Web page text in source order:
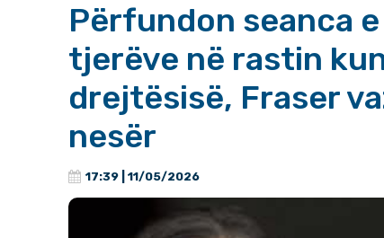
Përfundon seanca
tjerëve në rastin
drejtësisë, Fraser
nesër
17:39 | 11/05/2026